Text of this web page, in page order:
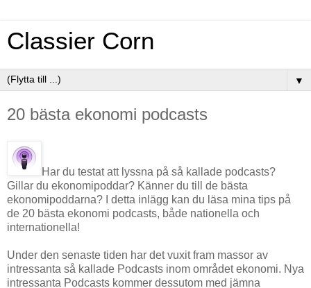
Classier Corn
▼
20 bästa ekonomi podcasts
Har du testat att lyssna på så kallade podcasts?
Gillar du ekonomipoddar? Känner du till de bästa
ekonomipoddarna? I detta inlägg kan du läsa mina tips på
de 20 bästa ekonomi podcasts, både nationella och
internationella!
Under den senaste tiden har det vuxit fram massor av
intressanta så kallade Podcasts inom området ekonomi. Nya
intressanta Podcasts kommer dessutom med jämna